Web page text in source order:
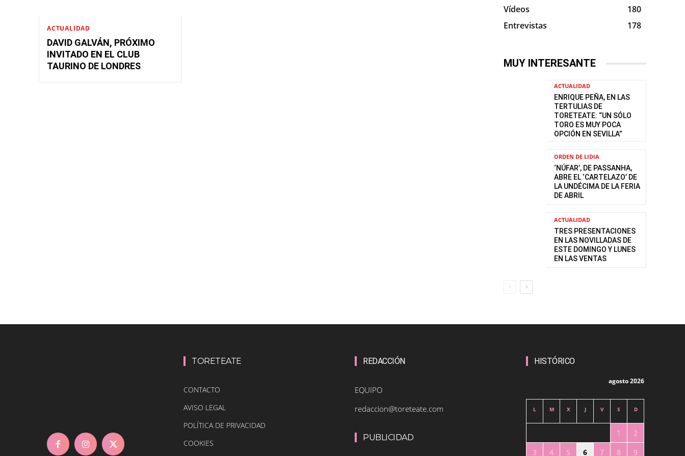
ACTUALIDAD
DAVID GALVÁN, PRÓXIMO
INVITADO EN EL CLUB
TAURINO DE LONDRES
Vídeos
180
Entrevistas
178
MUY INTERESANTE
ACTUALIDAD
ENRIQUE PEÑA, EN LAS
TERTULIAS DE
TORETEATE: “UN SÓLO
TORO ES MUY POCA
OPCIÓN EN SEVILLA”
ORDEN DE LIDIA
‘NÚFAR’, DE PASSANHA,
ABRE EL ‘CARTELAZO’ DE
LA UNDÉCIMA DE LA FERIA
DE ABRIL
ACTUALIDAD
TRES PRESENTACIONES
EN LAS NOVILLADAS DE
ESTE DOMINGO Y LUNES
EN LAS VENTAS
TORETEATE
CONTACTO
AVISO LEGAL
POLÍTICA DE PRIVACIDAD
COOKIES
REDACCIÓN
EQUIPO
redaccion@toreteate.com
PUBLICIDAD
HISTÓRICO
agosto 2026
L M X J V S D
1
2
3
4 5 6 7 8 9